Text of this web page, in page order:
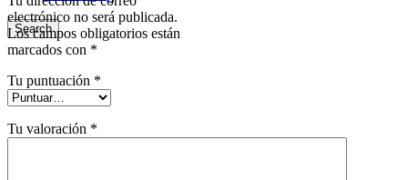
Search
electrónico no será publicada.
Los campos obligatorios están
marcados con *
Tu puntuación *
Tu valoración *